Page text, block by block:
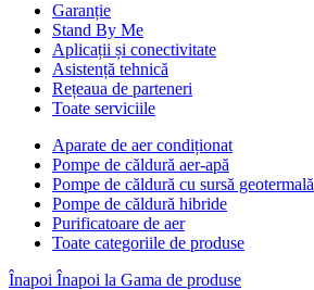
Garanție
Stand By Me
Aplicații și conectivitate
Asistență tehnică
Rețeaua de parteneri
Toate serviciile
Aparate de aer condiționat
Pompe de căldură aer-apă
Pompe de căldură cu sursă geotermală
Pompe de căldură hibride
Purificatoare de aer
Toate categoriile de produse
Înapoi Înapoi la Gama de produse